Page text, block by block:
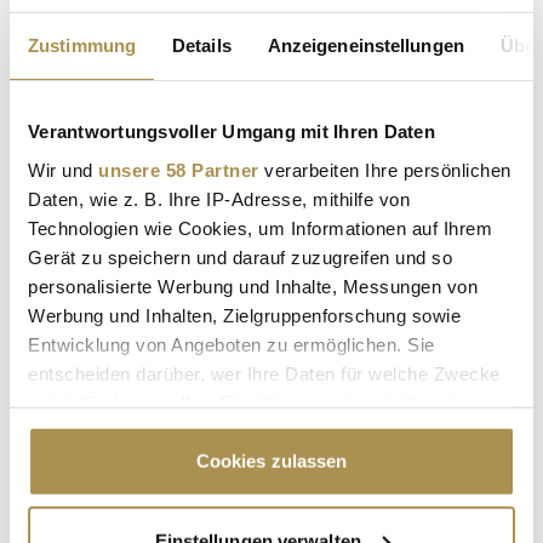
Zustimmung Details Anzeigeneinstellungen
Verantwortungsvoller Umgang mit Ihren Daten
Wir und unsere 58 Partner verarbeiten Ihre persönlichen
Daten, wie z. B. Ihre IP-Adresse, mithilfe von
Technologien wie Cookies, um Informationen auf Ihrem
Gerät zu speichern und darauf zuzugreifen und so
personalisierte Werbung und Inhalte, Messungen von
Werbung und Inhalten, Zielgruppenforschung sowie
Entwicklung von Angeboten zu ermöglichen. Sie
entscheiden darüber, wer Ihre Daten für welche Zwecke
Cookie-Erklärung oder durch Klicken auf das Privacy
Trigger Symbol ändern oder widerrufen
Cookies zulassen
"Die Leute wollen einen Skandal im
MEISTGELESEN